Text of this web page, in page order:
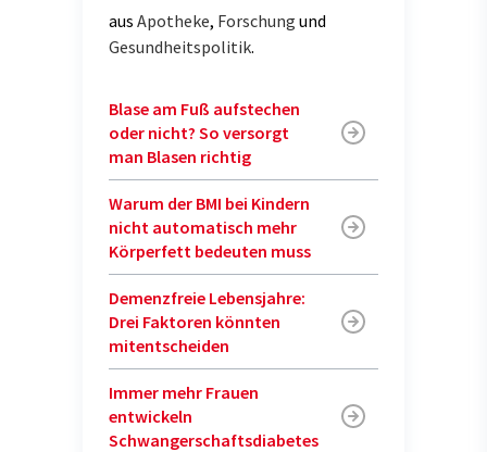
aus Apotheke, Forschung und
Gesundheitspolitik.
Blase am Fuß aufstechen
oder nicht? So versorgt
man Blasen richtig
Warum der BMI bei Kindern
nicht automatisch mehr
Körperfett bedeuten muss
Demenzfreie Lebensjahre:
Drei Faktoren könnten
mitentscheiden
Immer mehr Frauen
entwickeln
Schwangerschaftsdiabetes